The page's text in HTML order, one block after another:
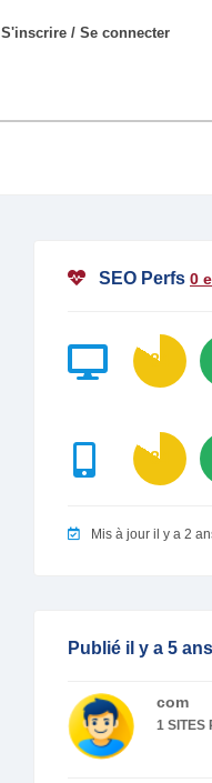
S'inscrire / Se connecter
SEO Perfs 0
84
84
Mis à jour il y a 2
Publié il y a 5
com
1 SITES